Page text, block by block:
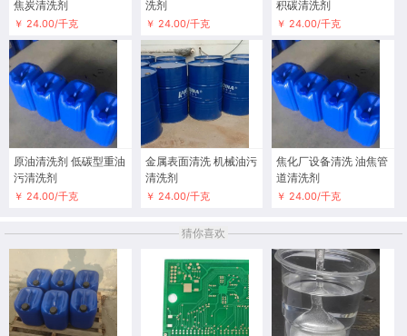
焦炭清洗剂
￥ 24.00/千克
洗剂
￥ 24.00/千克
积碳清洗剂
￥ 24.00/千克
原油清洗剂 低碳型重油
污清洗剂
￥ 24.00/千克
金属表面清洗 机械油污
清洗剂
￥ 24.00/千克
焦化厂设备清洗 油焦管
道清洗剂
￥ 24.00/千克
猜你喜欢